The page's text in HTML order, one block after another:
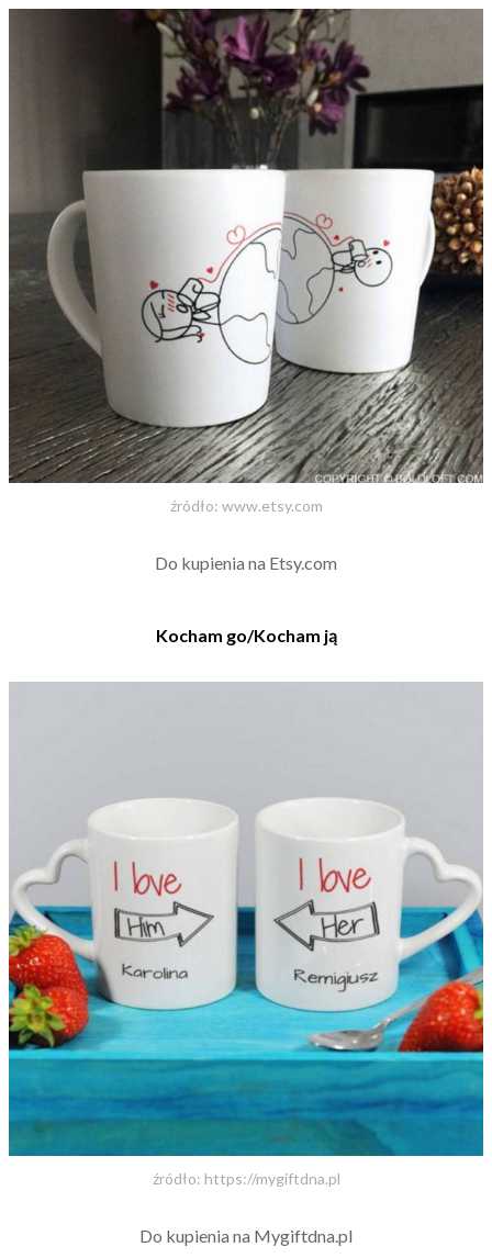
źródło: www.etsy.com
Do kupienia na Etsy.com
Kocham go/Kocham ją
źródło: https://mygiftdna.pl
Do kupienia na Mygiftdna.pl